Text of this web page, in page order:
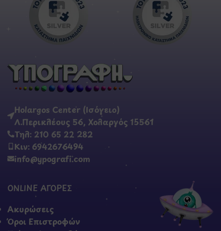
Holargos Center (Ισόγειο)
Λ.Περικλέους 56, Χολαργός 15561
Τηλ: 210 65 22 282
Κιν: 6942676494
info@ypografi.com
ONLINE ΑΓΟΡΕΣ
Ακυρώσεις
Όροι Επιστροφών